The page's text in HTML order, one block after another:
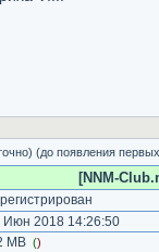
(до появления
[NNM-
Июн 2018 14:26:50
MB ()